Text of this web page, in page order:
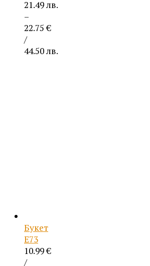
21.49 лв.
–
22.75€
/
44.50 лв.
Букет
Е73
10.99€
/